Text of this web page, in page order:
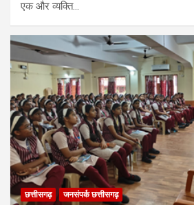
एक और व्यक्ति…
छत्तीसगढ़ जनसंपर्क छत्तीसगढ़